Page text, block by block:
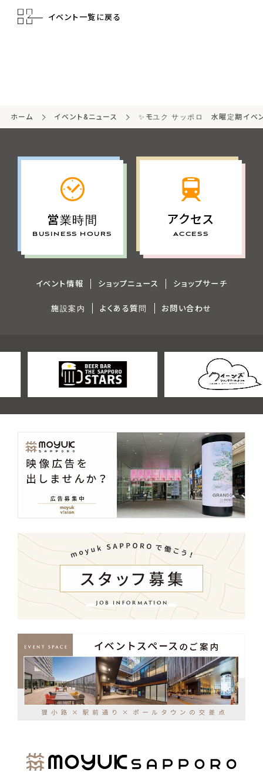
イベント一覧に戻る
ホーム イベント&ニュース ✨モユク サッポロ 水曜定期イベン
営業時間
BUSINESS HOURS
アクセス
ACCESS
イベント情報 ショップニュース ショップサーチ
施設案内 よくある質問 お問い合わせ